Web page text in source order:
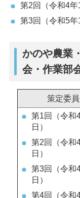
第2回（令和4年
第3回（令和5年
かのや農業
会・作業部
策定委
第1回（令和
日）
第2回（令和
日）
第3回（令和
日）
第4回（令和